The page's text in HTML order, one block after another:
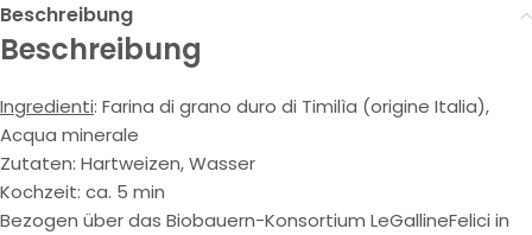
Beschreibung
Beschreibung
Ingredienti: Farina di grano duro di Timilìa (origine Italia),
Acqua minerale
Zutaten: Hartweizen, Wasser
Kochzeit: ca. 5 min
Bezogen über das Biobauern-Konsortium LeGallineFelici in